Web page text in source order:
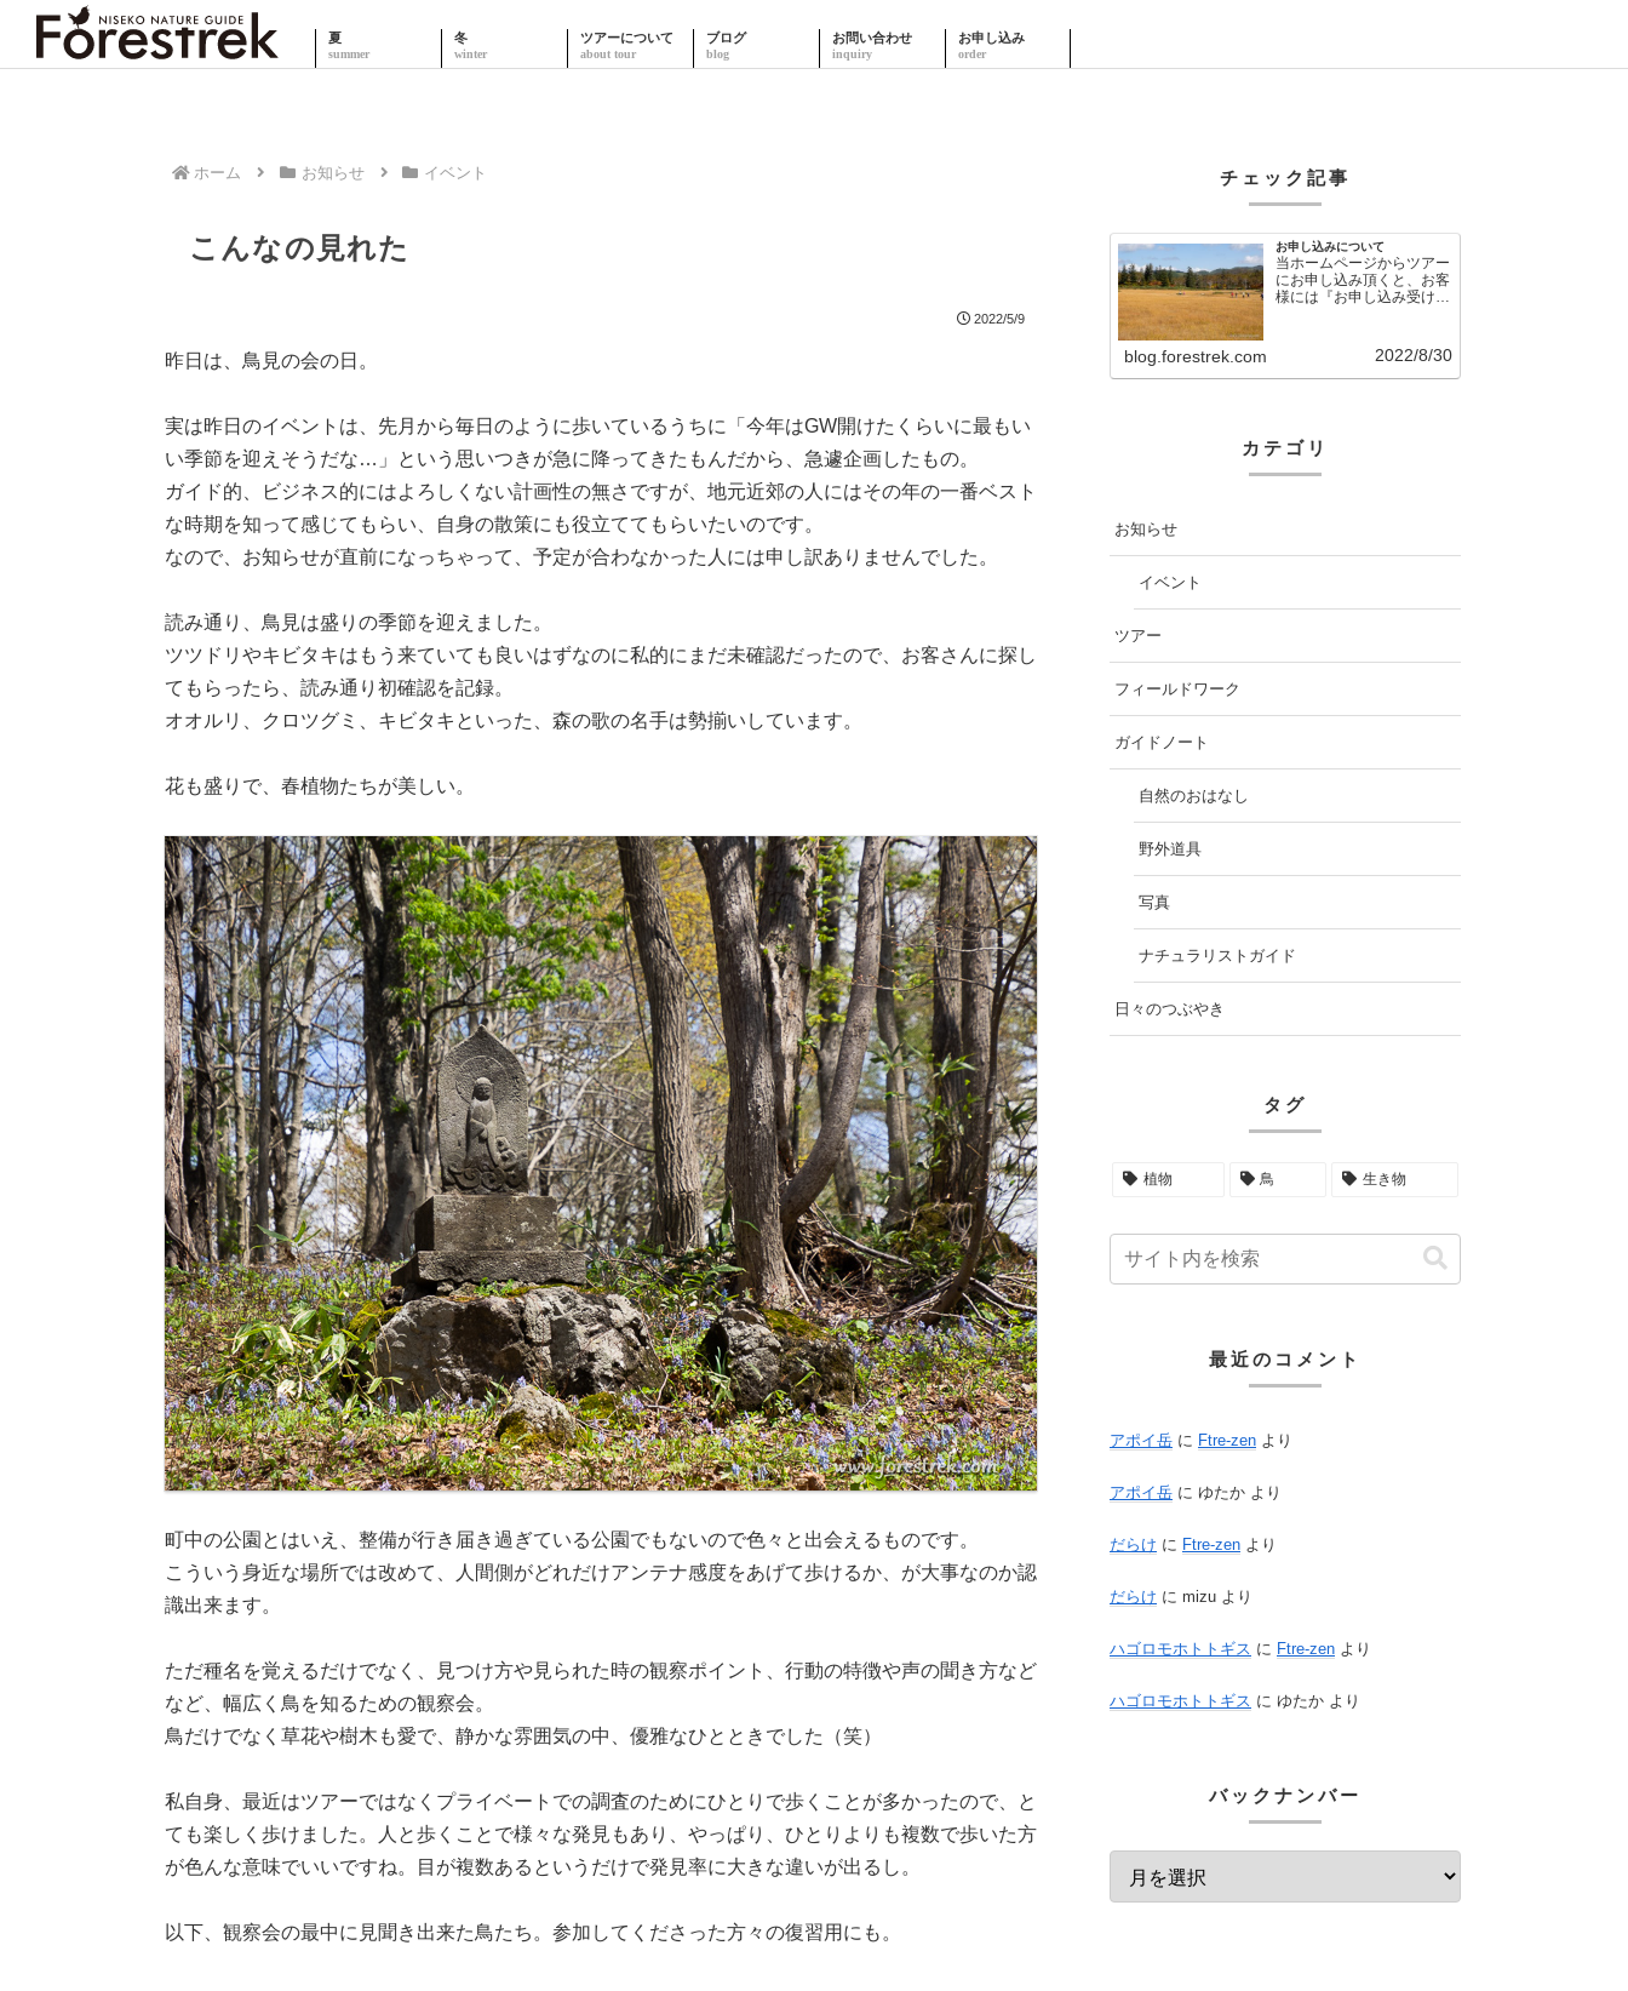
夏 冬 ツアーについて ブログ お問い合わせ お申し込み
ホーム お知らせ イベント
こんなの見れた
2022/5/9
昨日は、鳥見の会の日。
実は昨日のイベントは、先月から毎日のように歩いているうちに「今年はGW開けたくらいに最もい
い季節を迎えそうだな…」という思いつきが急に降ってきたもんだから、急遽企画したもの。
ガイド的、ビジネス的にはよろしくない計画性の無さですが、地元近郊の人にはその年の一番ベスト
な時期を知って感じてもらい、自身の散策にも役立ててもらいたいのです。
なので、お知らせが直前になっちゃって、予定が合わなかった人には申し訳ありませんでした。
読み通り、鳥見は盛りの季節を迎えました。
ツツドリやキビタキはもう来ていても良いはずなのに私的にまだ未確認だったので、お客さんに探し
てもらったら、読み通り初確認を記録。
オオルリ、クロツグミ、キビタキといった、森の歌の名手は勢揃いしています。
花も盛りで、春植物たちが美しい。
町中の公園とはいえ、整備が行き届き過ぎている公園でもないので色々と出会えるものです。
こういう身近な場所では改めて、人間側がどれだけアンテナ感度をあげて歩けるか、が大事なのか認
識出来ます。
ただ種名を覚えるだけでなく、見つけ方や見られた時の観察ポイント、行動の特徴や声の聞き方など
など、幅広く鳥を知るための観察会。
鳥だけでなく草花や樹木も愛で、静かな雰囲気の中、優雅なひとときでした（笑）
私自身、最近はツアーではなくプライベートでの調査のためにひとりで歩くことが多かったので、と
ても楽しく歩けました。人と歩くことで様々な発見もあり、やっぱり、ひとりよりも複数で歩いた方
が色んな意味でいいですね。目が複数あるというだけで発見率に大きな違いが出るし。
以下、観察会の最中に見聞き出来た鳥たち。参加してくださった方々の復習用にも。
チェック記事
お申し込みについて
当ホームページからツアー
にお申し込み頂くと、お客
様には『お申し込み受け付
blog.forestrek.com 2022/8/30
カテゴリ
お知らせ
イベント
ツアー
フィールドワーク
ガイドノート
自然のおはなし
野外道具
写真
ナチュラリストガイド
日々のつぶやき
タグ
植物 鳥 生き物
最近のコメント
アポイ岳 に Ftre-zen より
アポイ岳 に ゆたか より
だらけ に Ftre-zen より
だらけ に mizu より
ハゴロモホトトギス に Ftre-zen より
ハゴロモホトトギス に ゆたか より
バックナンバー